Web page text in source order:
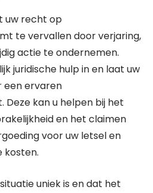
uw recht op
te vervallen door verjaring,
actie te ondernemen.
juridische hulp in en laat uw
een ervaren
Deze kan u helpen bij het
en het claimen
voor uw letsel en
kosten.
uniek is en dat het